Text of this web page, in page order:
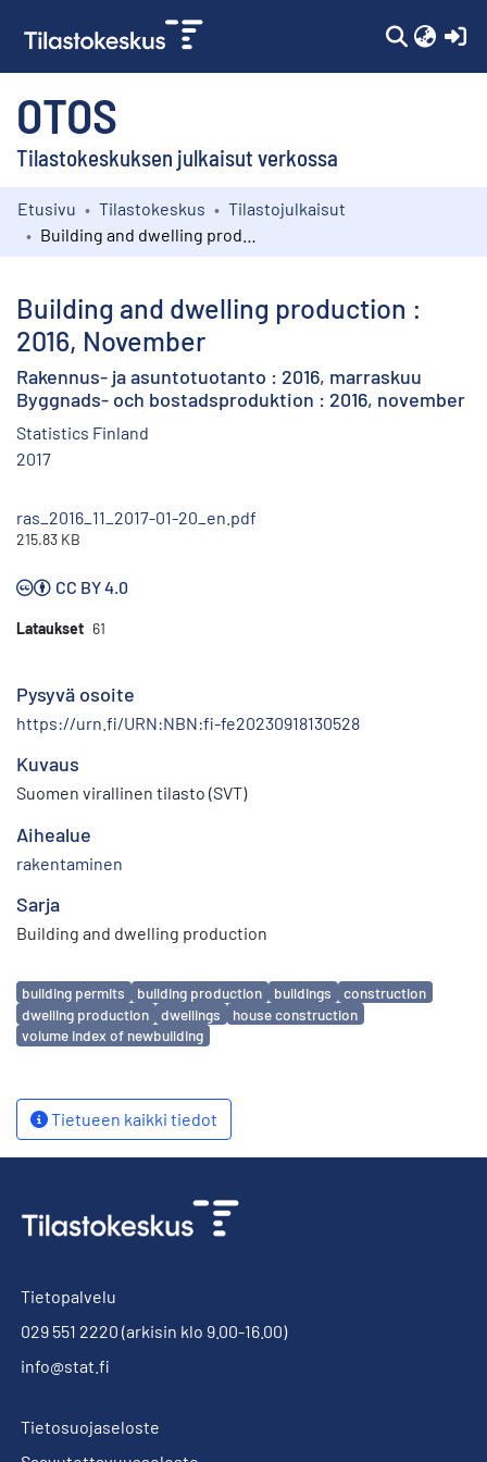
OTOS
Tilastokeskuksen julkaisut verkossa
Kokoelmat
Etusivu Tilastokeskus
Tilastojulkaisut
Building and dwelling production :
2016, November
Rakennus- ja asuntotuotanto : 2016, marraskuu
Byggnads- och bostadsproduktion : 2016, november
Statistics Finland
2017
ras_2016_11_2017-01-20_en.pdf
215.83 KB
CC BY 4.0
Lataukset 61
Pysyvä osoite
https://urn.fi/URN:NBN:fi-fe20230918130528
Kuvaus
Suomen virallinen tilasto (SVT)
Aihealue
rakentaminen
Sarja
Building and dwelling production
Avainsanat
building permits building production buildings
construction
dwelling production
dwellings
house construction
volume index of newbuilding
Tietueen kaikki tiedot
Tietopalvelu
029 551 2220 (arkisin klo 9.00-16.00)
info@stat.fi
Tietosuojaseloste